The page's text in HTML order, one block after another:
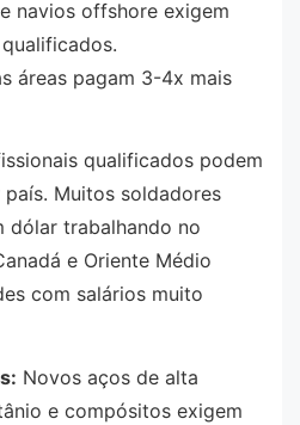
navios offshore exigem
áreas pagam 3-4x mais
qualificados podem
Muitos soldadores
dólar trabalhando no
e Oriente Médio
com salários muito
Novos aços de alta
e compósitos exigem